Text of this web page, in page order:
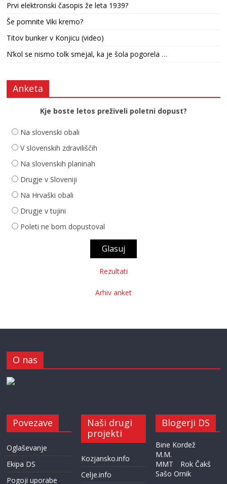
Prvi elektronski časopis že leta 1939?
Še pomnite Viki kremo?
Titov bunker v Konjicu (video)
N’kol se nismo tolk smejal, ka je šola pogorela …
Anketa
Kje boste letos preživeli poletni dopust?
Na slovenski obali
V slovenskih zdraviliščih
Na slovenskih planinah
Drugje v Sloveniji
Na Hrvaški obali
Drugje v tujini
Poleti ne bom dopustoval
Rezultati
Arhiv anket
O nas
Povezave
Oglaševanje
Ekipa DS
Pogoji uporabe
Naši drugi
projekti
Kozjansko.info
Celje.info
Blogerji DS
Bine Kordež
M.M.
MMT
Rok Čakš
Sašo Ornik